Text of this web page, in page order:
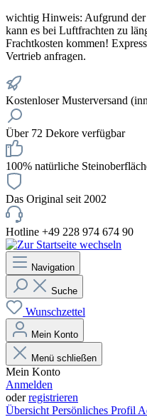
wichtig Hinweis: Aufgrund
kann es bei Luftfrachten zu
Frachtkosten kommen!
Vertrieb anfragen.
Kostenloser Musterversand
Über 72 Dekore verfügbar
100% natürliche
Das Original seit 2002
Hotline +49 228 974 674 90
Navigation
Suche
Wunschzettel
Mein Konto
Menü schließen
Mein Konto
Anmelden
oderregistrieren
Übersicht Persönliches Profil